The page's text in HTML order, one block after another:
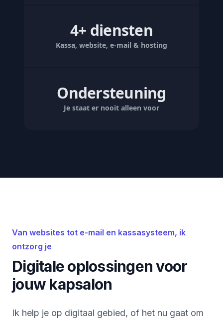
Kassa, website, e-mail & hosting
4+ diensten
Je staat er nooit alleen voor
Ondersteuning
Van websites tot e-mail en kassasysteem, ik
ontzorg je
Digitale oplossingen voor
jouw kapsalon
Ik help je op digitaal gebied, of het nu gaat om